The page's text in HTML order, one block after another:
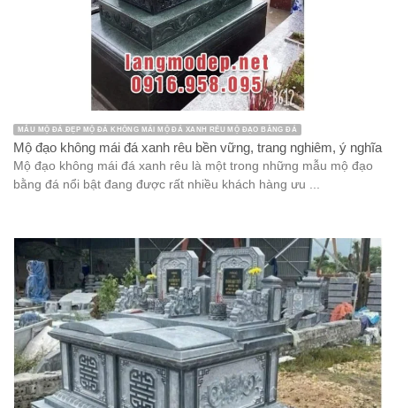
MẪU MỘ ĐÁ ĐẸP MỘ ĐÁ KHÔNG MÁI MỘ ĐÁ XANH RÊU MỘ ĐẠO BẰNG ĐÁ
Mộ đạo không mái đá xanh rêu bền vững, trang nghiêm, ý nghĩa
Mộ đạo không mái đá xanh rêu là một trong những mẫu mộ đạo
bằng đá nổi bật đang được rất nhiều khách hàng ưu ...